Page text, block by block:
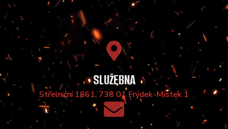
SLUŽEBNA
Střelniční 1861, 738 01 Frýdek-Místek 1